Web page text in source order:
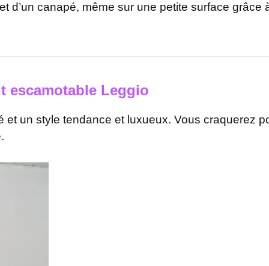
d’un canapé, même sur une petite surface
escamotable Leggio
un style tendance et luxueux. Vous craquerez